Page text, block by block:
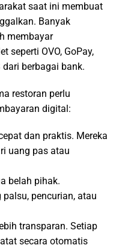
saat ini membuat
Banyak
membayar
seperti OVO, GoPay,
dari berbagai bank.
restoran perlu
digital:
dan praktis. Mereka
uang pas atau
belah pihak.
pencurian, atau
transparan. Setiap
secara otomatis